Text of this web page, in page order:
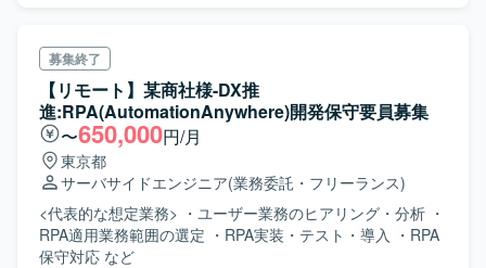
【開発環境】 Power Automate Desktopを中心としたRPA開
発環境での作業となります。
募集終了
【リモート】某商社様-DX推
進:RPA(AutomationAnywhere)開発保守要員募集
〜650,000円/月
東京都
サーバサイドエンジニア(業務委託・フリーランス)
<代表的な想定業務> ・ユーザー業務のヒアリング・分析 ・
RPA適用業務範囲の選定 ・RPA実装・テスト・導入 ・RPA
保守対応 など